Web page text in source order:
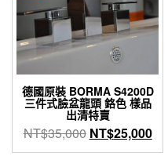
德國原裝 BORMA S4200D
三件式臉盆龍頭 鉻色 樣品
出清特賣
NT$35,000 原
始
NT$25,000目
前